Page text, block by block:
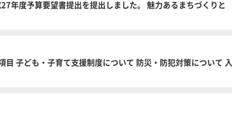
年度予算要望書提出を提出しました。 魅力あるまちづくりと
子ども・子育て支援制度について 防災・防犯対策について 入